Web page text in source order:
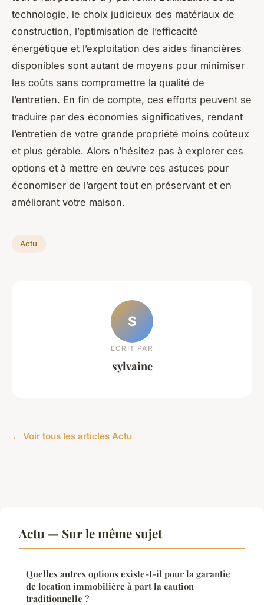
technologie, le choix judicieux des matériaux de
construction, l’optimisation de l’efficacité
énergétique et l’exploitation des aides financières
disponibles sont autant de moyens pour minimiser
les coûts sans compromettre la qualité de
l’entretien. En fin de compte, ces efforts peuvent se
traduire par des économies significatives, rendant
l’entretien de votre grande propriété moins coûteux
et plus gérable. Alors n’hésitez pas à explorer ces
options et à mettre en œuvre ces astuces pour
économiser de l’argent tout en préservant et en
améliorant votre maison.
Actu
S
ECRIT PAR
sylvaine
← Voir tous les articles Actu
Actu — Sur le même sujet
Quelles autres options existe-t-il pour la garantie
de location immobilière à part la caution
traditionnelle ?